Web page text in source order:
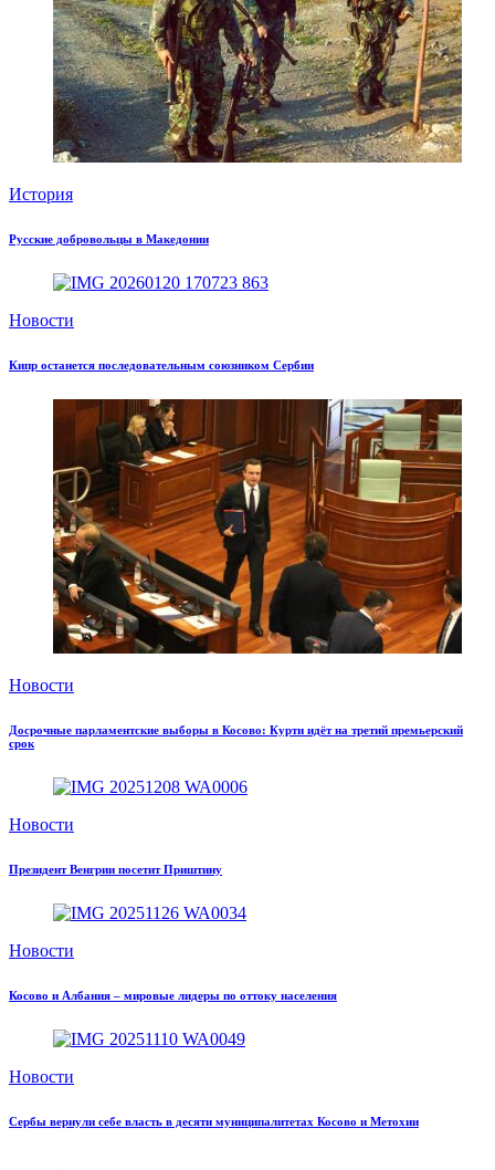
История
Русские добровольцы в Македонии
Новости
Кипр останется последовательным союзником Сербии
Новости
Досрочные парламентские выборы в Косово: Курти идёт на третий премьерский
срок
Новости
Президент Венгрии посетит Приштину
Новости
Косово и Албания – мировые лидеры по оттоку населения
Новости
Сербы вернули себе власть в десяти муниципалитетах Косово и Метохии